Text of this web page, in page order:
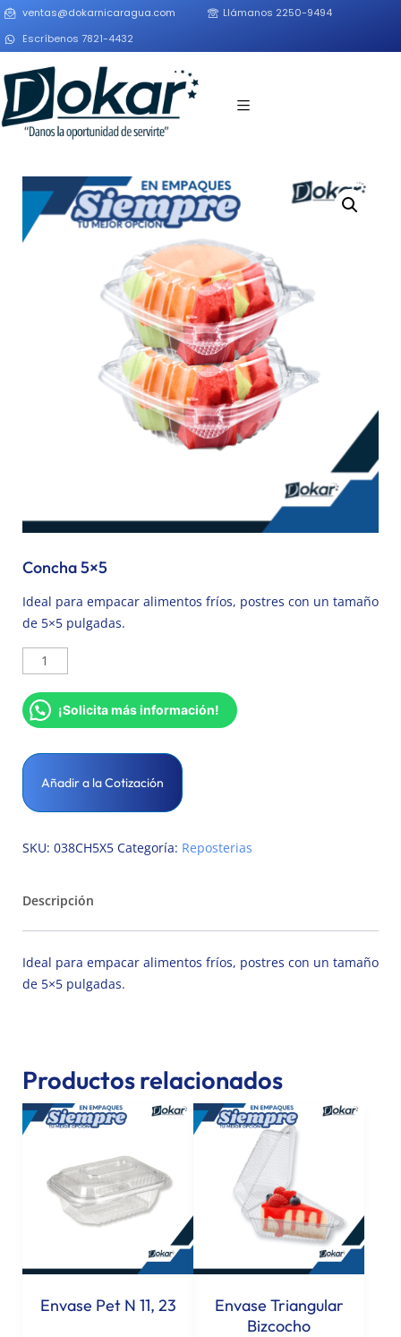
ventas@dokarnicaragua.com
Llámanos 2250-9494
Escríbenos 7821-4432
Concha 5×5
Ideal para empacar alimentos fríos, postres con un tamaño
de 5×5 pulgadas.
¡Solicita más información!
Añadir a la Cotización
SKU: 038CH5X5 Categoría: Reposterias
Descripción
Ideal para empacar alimentos fríos, postres con un tamaño
de 5×5 pulgadas.
Productos relacionados
Envase Pet N 11, 23
Envase Triangular
Bizcocho